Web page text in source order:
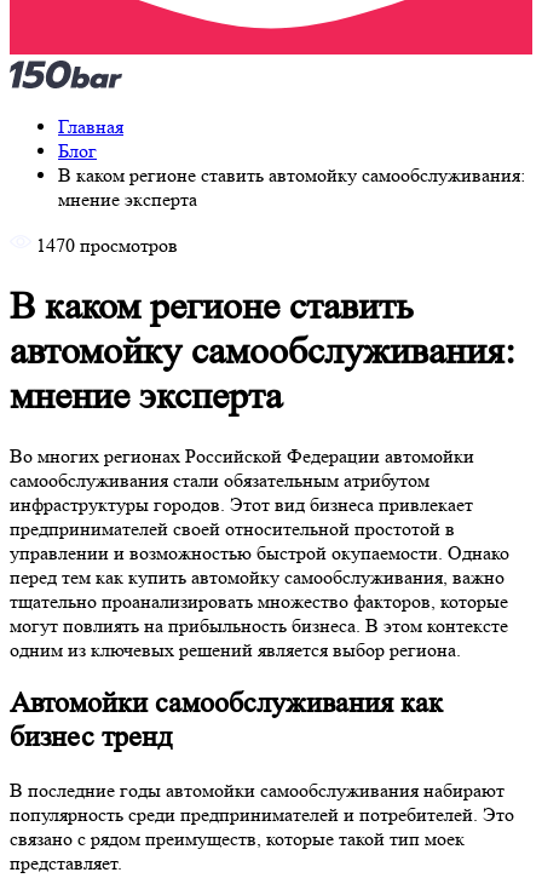
Главная
Блог
В каком регионе ставить автомойку самообслуживания:
мнение эксперта
1470 просмотров
В каком регионе ставить
автомойку самообслуживания:
мнение эксперта
Во многих регионах Российской Федерации автомойки
самообслуживания стали обязательным атрибутом
инфраструктуры городов. Этот вид бизнеса привлекает
предпринимателей своей относительной простотой в
управлении и возможностью быстрой окупаемости. Однако
перед тем как купить автомойку самообслуживания, важно
тщательно проанализировать множество факторов, которые
могут повлиять на прибыльность бизнеса. В этом контексте
одним из ключевых решений является выбор региона.
Автомойки самообслуживания как
бизнес тренд
В последние годы автомойки самообслуживания набирают
популярность среди предпринимателей и потребителей. Это
связано с рядом преимуществ, которые такой тип моек
представляет.